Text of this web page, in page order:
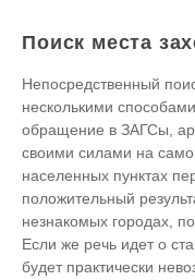
Поиск места
Непосредственный
несколькими
обращение в ЗАГСы,
своими силами на
населенных пунктах
положительный
незнакомых городах,
Если же речь идет о
будет практически